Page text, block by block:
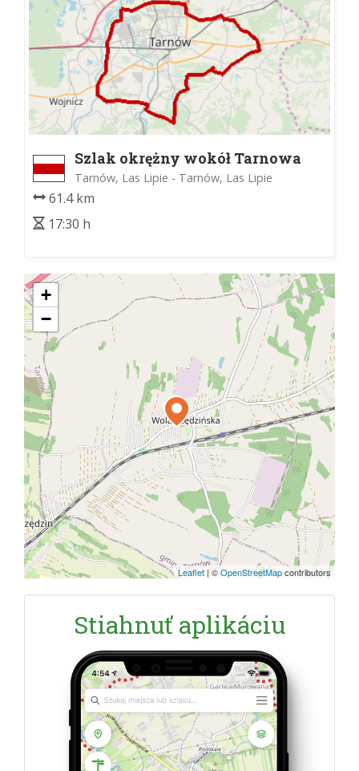
Szlak okrężny wokół Tarnowa
Tarnów, Las Lipie - Tarnów, Las Lipie
61.4 km
17:30 h
+
−
Leaflet |©OpenStreetMapcontributors
Stiahnuť aplikáciu